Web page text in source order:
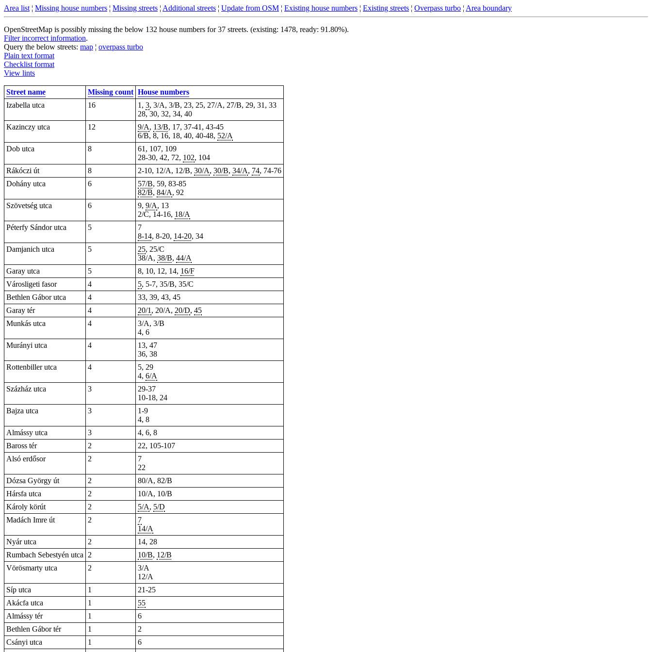
Area list ¦ Missing house numbers ¦ Missing streets ¦ Additional streets ¦ Update from OSM ¦ Existing house numbers ¦ Existing streets ¦ Overpass turbo ¦ Area boundary
OpenStreetMap is possibly missing the below 132 house numbers for 37 streets. (existing: 1478, ready: 91.80%).
Filter incorrect information.
Query the below streets: map ¦ overpass turbo
Plain text format
Checklist format
View lints
Street name Missing count House numbers
Izabella utca
16 1, 3, 3/A, 3/B, 23, 25, 27/A, 27/B, 29, 31, 33
28, 30, 32, 34, 40
Kazinczy utca
12 9/A, 13/B, 17, 37-41, 43-45
6/B, 8, 16, 18, 40, 40-48, 52/A
Dob utca
8
61, 107, 109
28-30, 42, 72, 102, 104
Rákóczi út
8 2-10, 12/A, 12/B, 30/A, 30/B, 34/A, 74, 74-76
Dohány utca
6 57/B, 59, 83-85
82/B, 84/A, 92
Szövetség utca
6 9, 9/A, 13
2/C, 14-16, 18/A
Péterfy Sándor utca
5
7
8-14, 8-20, 14-20, 34
Damjanich utca
5 25, 25/C
38/A, 38/B, 44/A
Garay utca
5 8, 10, 12, 14, 16/F
Városligeti fasor
4 5, 5-7, 35/B, 35/C
Bethlen Gábor utca
4
33, 39, 43, 45
Garay tér
4 20/1 , 20/A, 20/D, 45
Munkás utca
4
3/A, 3/B
4, 6
Murányi utca
4
13, 47
36, 38
Rottenbiller utca
4
5, 29
4, 6/A
Százház utca
3
29-37
10-18, 24
Bajza utca
3
1-9
4, 8
Almássy utca
3
4, 6, 8
Baross tér
2 22, 105-107
Alsó erdősor
2
7
22
Dózsa György út
2
80/A, 82/B
Hársfa utca
2
10/A, 10/B
Károly körút
2 5/A, 5/D
Madách Imre út
2
7
14/A
Nyár utca
2
14, 28
Rumbach Sebestyén utca
2 10/B, 12/B
Vörösmarty utca
2
3/A
12/A
Síp utca
1
21-25
Akácfa utca
1
55
Almássy tér
1
6
Bethlen Gábor tér
1
2
Csányi utca
1
6